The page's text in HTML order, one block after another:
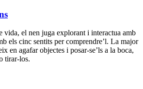
vida, el nen juga explorant i interactua amb
els cinc sentits per comprendre’l. La major
en agafar objectes i posar-se’ls a la boca,
tirar-los.